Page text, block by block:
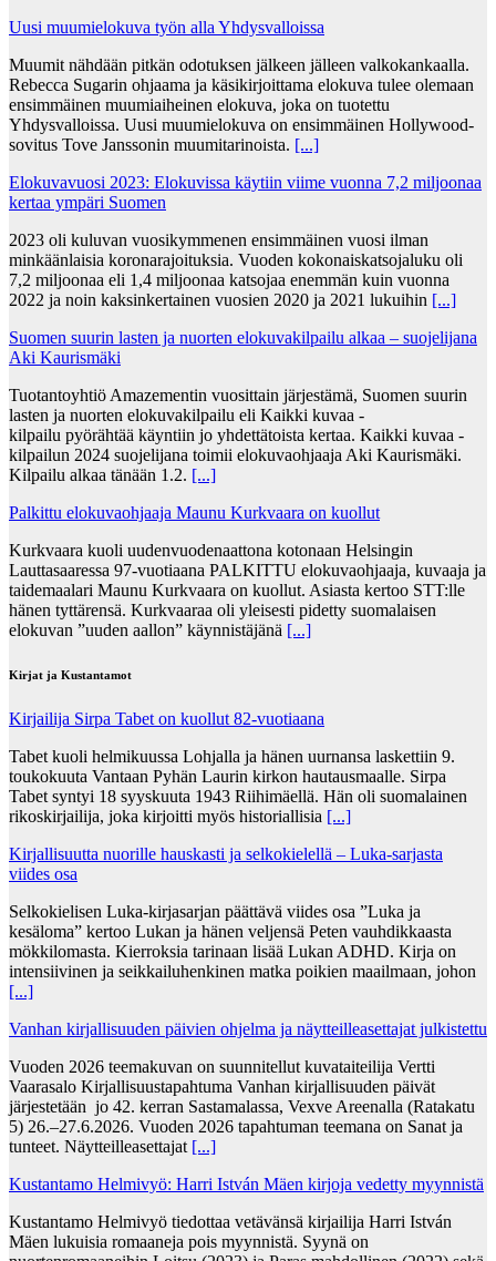
Uusi muumielokuva työn alla Yhdysvalloissa
Muumit nähdään pitkän odotuksen jälkeen jälleen valkokankaalla.
Rebecca Sugarin ohjaama ja käsikirjoittama elokuva tulee olemaan
ensimmäinen muumiaiheinen elokuva, joka on tuotettu
Yhdysvalloissa. Uusi muumielokuva on ensimmäinen Hollywood-
sovitus Tove Janssonin muumitarinoista. [...]
Elokuvavuosi 2023: Elokuvissa käytiin viime vuonna 7,2 miljoonaa
kertaa ympäri Suomen
2023 oli kuluvan vuosikymmenen ensimmäinen vuosi ilman
minkäänlaisia koronarajoituksia. Vuoden kokonaiskatsojaluku oli
7,2 miljoonaa eli 1,4 miljoonaa katsojaa enemmän kuin vuonna
2022 ja noin kaksinkertainen vuosien 2020 ja 2021 lukuihin [...]
Suomen suurin lasten ja nuorten elokuvakilpailu alkaa – suojelijana
Aki Kaurismäki
Tuotantoyhtiö Amazementin vuosittain järjestämä, Suomen suurin
lasten ja nuorten elokuvakilpailu eli Kaikki kuvaa -
kilpailu pyörähtää käyntiin jo yhdettätoista kertaa. Kaikki kuvaa -
kilpailun 2024 suojelijana toimii elokuvaohjaaja Aki Kaurismäki.
Kilpailu alkaa tänään 1.2. [...]
Palkittu elokuvaohjaaja Maunu Kurkvaara on kuollut
Kurkvaara kuoli uudenvuodenaattona kotonaan Helsingin
Lauttasaaressa 97-vuotiaana PALKITTU elokuvaohjaaja, kuvaaja ja
taidemaalari Maunu Kurkvaara on kuollut. Asiasta kertoo STT:lle
hänen tyttärensä. Kurkvaaraa oli yleisesti pidetty suomalaisen
elokuvan ”uuden aallon” käynnistäjänä [...]
Kirjat ja Kustantamot
Kirjailija Sirpa Tabet on kuollut 82-vuotiaana
Tabet kuoli helmikuussa Lohjalla ja hänen uurnansa laskettiin 9.
toukokuuta Vantaan Pyhän Laurin kirkon hautausmaalle. Sirpa
Tabet syntyi 18 syyskuuta 1943 Riihimäellä. Hän oli suomalainen
rikoskirjailija, joka kirjoitti myös historiallisia [...]
Kirjallisuutta nuorille hauskasti ja selkokielellä – Luka-sarjasta
viides osa
Selkokielisen Luka-kirjasarjan päättävä viides osa ”Luka ja
kesäloma” kertoo Lukan ja hänen veljensä Peten vauhdikkaasta
mökkilomasta. Kierroksia tarinaan lisää Lukan ADHD. Kirja on
intensiivinen ja seikkailuhenkinen matka poikien maailmaan, johon
[...]
Vanhan kirjallisuuden päivien ohjelma ja näytteilleasettajat julkistettu
Vuoden 2026 teemakuvan on suunnitellut kuvataiteilija Vertti
Vaarasalo Kirjallisuustapahtuma Vanhan kirjallisuuden päivät
järjestetään jo 42. kerran Sastamalassa, Vexve Areenalla (Ratakatu
5) 26.–27.6.2026. Vuoden 2026 tapahtuman teemana on Sanat ja
tunteet. Näytteilleasettajat [...]
Kustantamo Helmivyö: Harri István Mäen kirjoja vedetty myynnistä
Kustantamo Helmivyö tiedottaa vetävänsä kirjailija Harri István
Mäen lukuisia romaaneja pois myynnistä. Syynä on